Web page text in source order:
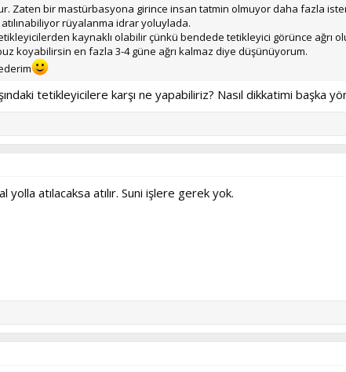
Zaten bir mastürbasyona girince insan tatmin olmuyor daha fazla
rüyalanma idrar yoluylada.
kaynaklı olabilir çünkü bendede tetikleyici görünce ağrı
buz koyabilirsin en fazla 3-4 güne ağrı kalmaz diye düşünüyorum.
tetikleyicilere karşı ne yapabiliriz? Nasıl dikkatimi başka
yolla atılacaksa atılır. Suni işlere gerek yok.